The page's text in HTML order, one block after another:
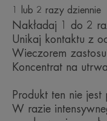
Korzyści
• REDUKCJA
ZACZERWIENIEŃ*
JAKOŚCI
1 lub 2 razy dziennie
Nakładaj 1 do 2
Unikaj kontaktu z
Wieczorem
Koncentrat na
Produkt ten nie jest
W razie